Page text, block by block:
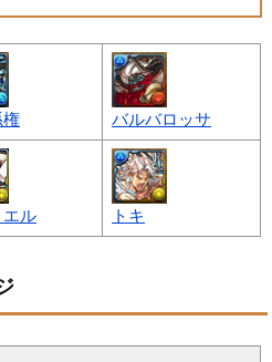
権 バルバロッサ
エル トキ